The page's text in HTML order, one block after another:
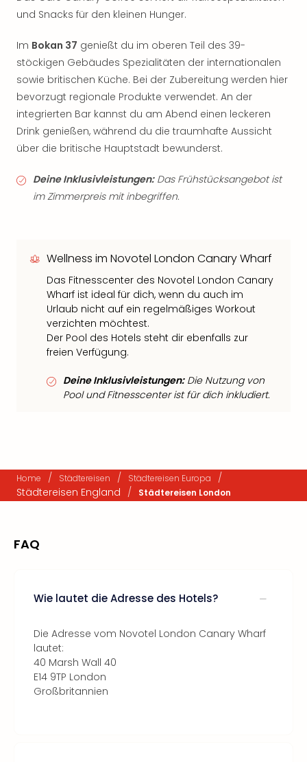
und Snacks für den kleinen Hunger.
Im Bokan 37 genießt du im oberen Teil des 39-
stöckigen Gebäudes Spezialitäten der internationalen
sowie britischen Küche. Bei der Zubereitung werden hier
bevorzugt regionale Produkte verwendet. An der
integrierten Bar kannst du am Abend einen leckeren
Drink genießen, während du die traumhafte Aussicht
über die britische Hauptstadt bewunderst.
Deine Inklusivleistungen:Das Frühstücksangebot ist
im Zimmerpreis mit inbegriffen.
Wellness im Novotel London Canary Wharf
Das Fitnesscenter des Novotel London Canary
Wharf ist ideal für dich, wenn du auch im
Urlaub nicht auf ein regelmäßiges Workout
verzichten möchtest.
Der Pool des Hotels steht dir ebenfalls zur
freien Verfügung.
Deine Inklusivleistungen:Die Nutzung von
Pool und Fitnesscenter ist für dich inkludiert.
Home / Städtereisen / Städtereisen Europa
/
Städtereisen England / Städtereisen London
FAQ
Wie lautet die Adresse des Hotels?
Die Adresse vom Novotel London Canary Wharf
lautet:
40 Marsh Wall 40
E14 9TP London
Großbritannien